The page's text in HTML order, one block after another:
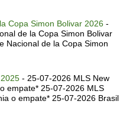
Copa Simon Bolivar 2026 -
de la Copa Simon Bolivar
Nacional de la Copa Simon
- 25-07-2026 MLS New
empate* 25-07-2026 MLS
o empate* 25-07-2026 Brasil